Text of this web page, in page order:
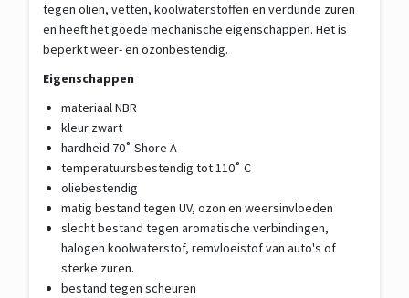
tegen oliën, vetten, koolwaterstoffen en verdunde zuren
en heeft het goede mechanische eigenschappen. Het is
beperkt weer- en ozonbestendig.
Eigenschappen
materiaal NBR
kleur zwart
hardheid 70˚ Shore A
temperatuursbestendig tot 110˚ C
oliebestendig
matig bestand tegen UV, ozon en weersinvloeden
slecht bestand tegen aromatische verbindingen,
halogen koolwaterstof, remvloeistof van auto's of
sterke zuren.
bestand tegen scheuren